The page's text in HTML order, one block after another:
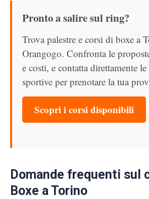
Pronto a salire sul ring?
Trova palestre e corsi di boxe a
Orangogo. Confronta le
e costi, e contatta direttamente le
sportive per prenotare la tua
Scopri i corsi disponibili
Domande frequenti sul
Boxe a Torino